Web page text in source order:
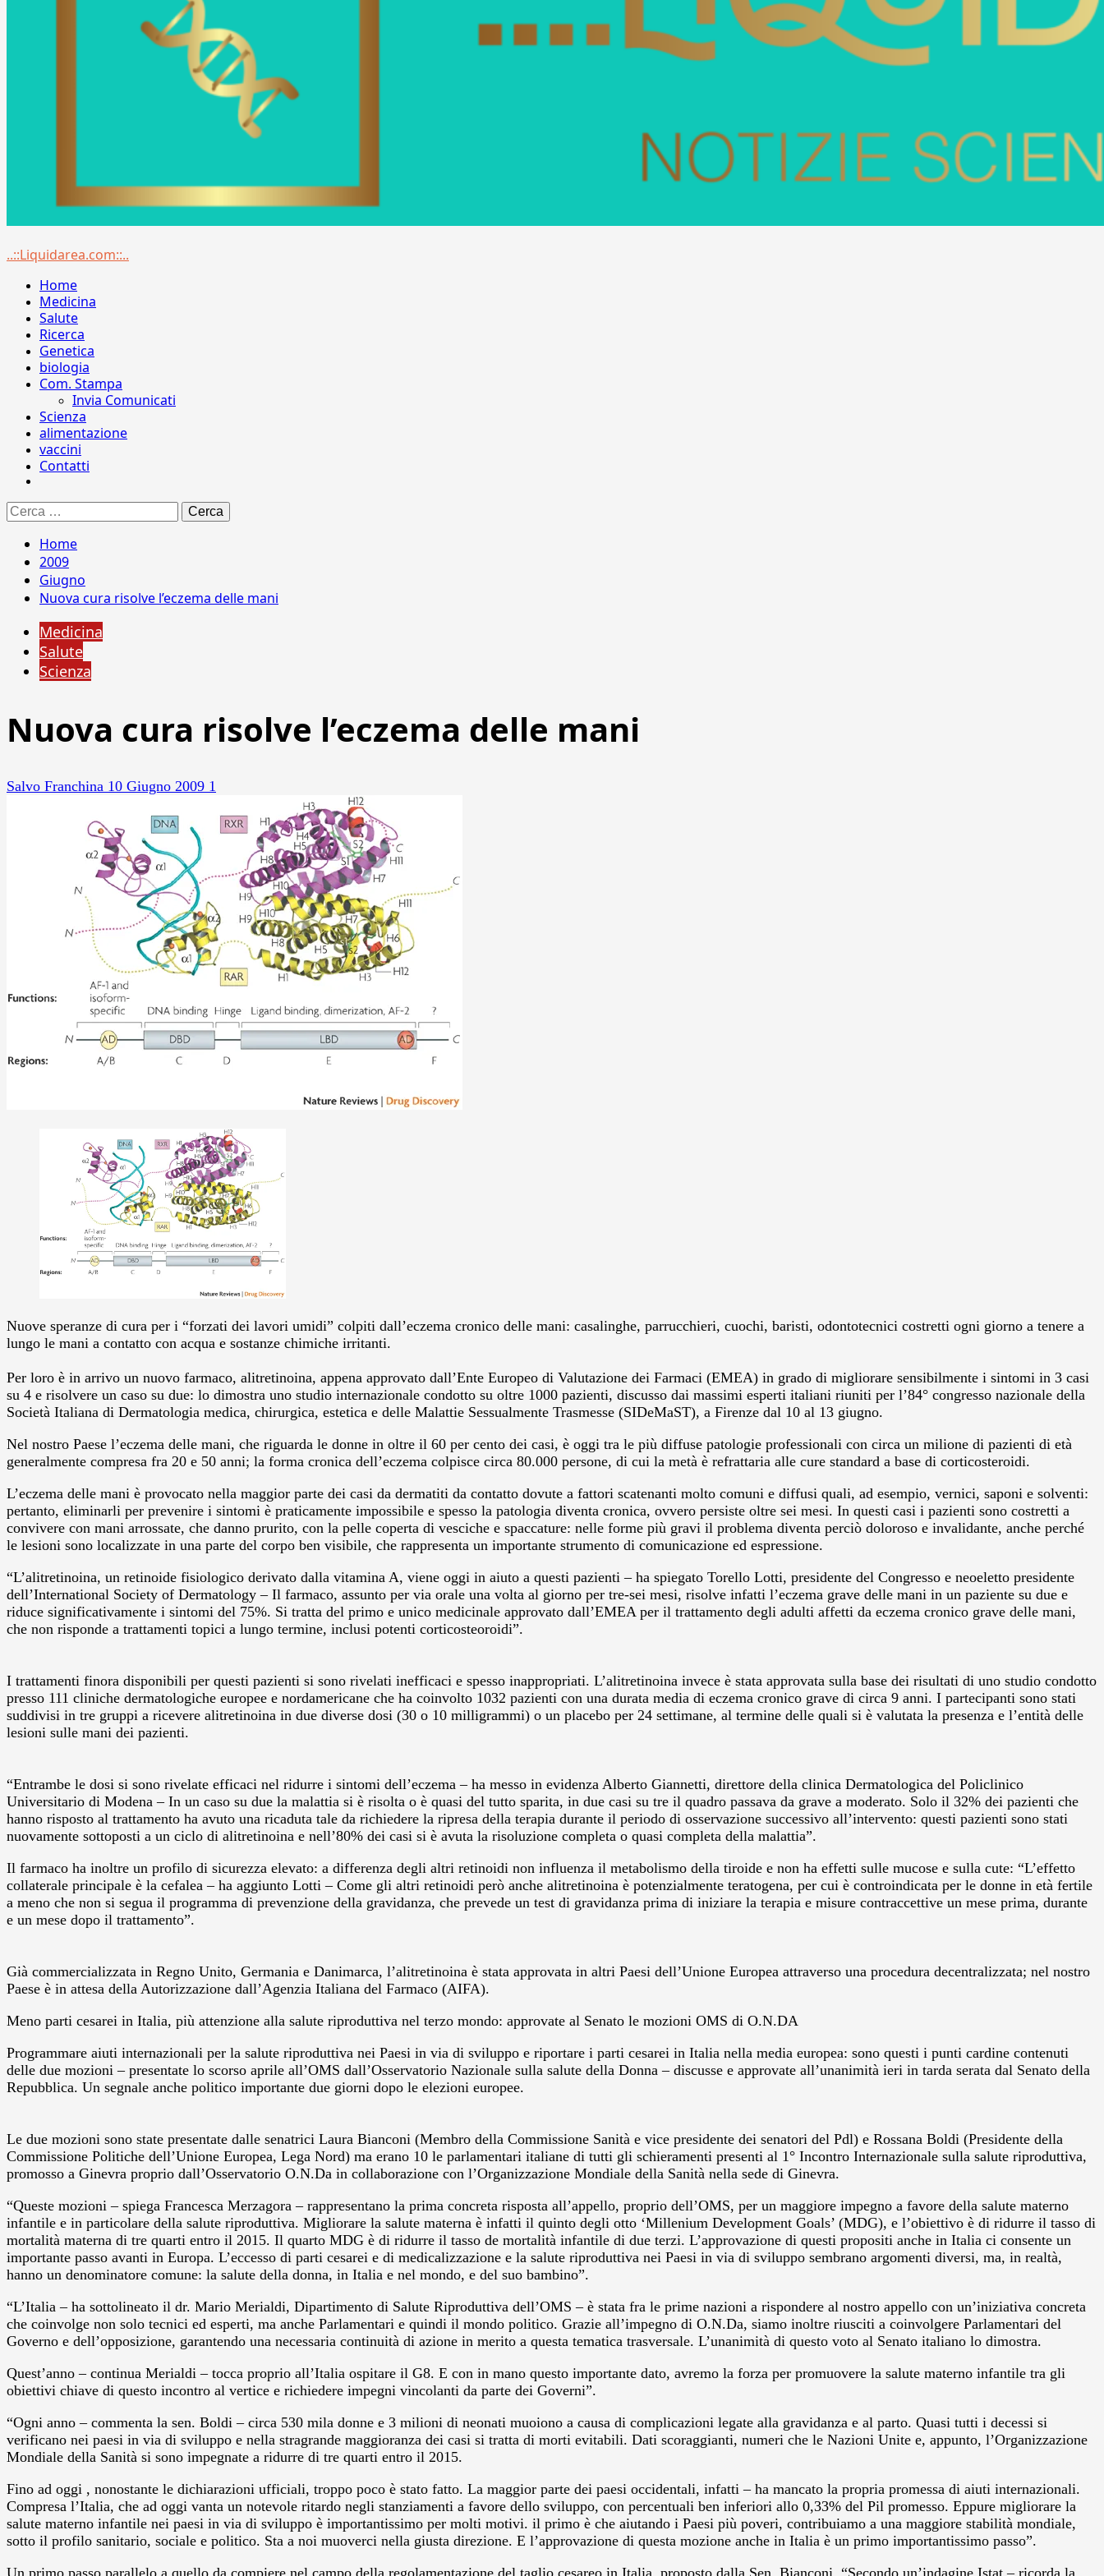
Menu
..::Liquidarea.com::..
Home
Medicina
Salute
Ricerca
Genetica
biologia
Com. Stampa
Invia Comunicati
Scienza
alimentazione
vaccini
Contatti
Ricerca
per:
Home
2009
Giugno
Nuova cura risolve l’eczema delle mani
Medicina
Salute
Scienza
Nuova cura risolve l’eczema delle mani
Salvo Franchina 10 Giugno 2009 1
Nuove speranze di cura per i “forzati dei lavori umidi” colpiti dall’eczema cronico delle mani: casalinghe, parrucchieri, cuochi, baristi, odontotecnici costretti ogni giorno a tenere a
lungo le mani a contatto con acqua e sostanze chimiche irritanti.
Per loro è in arrivo un nuovo farmaco, alitretinoina, appena approvato dall’Ente Europeo di Valutazione dei Farmaci (EMEA) in grado di migliorare sensibilmente i sintomi in 3 casi
su 4 e risolvere un caso su due: lo dimostra uno studio internazionale condotto su oltre 1000 pazienti, discusso dai massimi esperti italiani riuniti per l’84° congresso nazionale della
Società Italiana di Dermatologia medica, chirurgica, estetica e delle Malattie Sessualmente Trasmesse (SIDeMaST), a Firenze dal 10 al 13 giugno.
Nel nostro Paese l’eczema delle mani, che riguarda le donne in oltre il 60 per cento dei casi, è oggi tra le più diffuse patologie professionali con circa un milione di pazienti di età
generalmente compresa fra 20 e 50 anni; la forma cronica dell’eczema colpisce circa 80.000 persone, di cui la metà è refrattaria alle cure standard a base di corticosteroidi.
L’eczema delle mani è provocato nella maggior parte dei casi da dermatiti da contatto dovute a fattori scatenanti molto comuni e diffusi quali, ad esempio, vernici, saponi e solventi:
pertanto, eliminarli per prevenire i sintomi è praticamente impossibile e spesso la patologia diventa cronica, ovvero persiste oltre sei mesi. In questi casi i pazienti sono costretti a
convivere con mani arrossate, che danno prurito, con la pelle coperta di vesciche e spaccature: nelle forme più gravi il problema diventa perciò doloroso e invalidante, anche perché
le lesioni sono localizzate in una parte del corpo ben visibile, che rappresenta un importante strumento di comunicazione ed espressione.
“L’alitretinoina, un retinoide fisiologico derivato dalla vitamina A, viene oggi in aiuto a questi pazienti – ha spiegato Torello Lotti, presidente del Congresso e neoeletto presidente
dell’International Society of Dermatology – Il farmaco, assunto per via orale una volta al giorno per tre-sei mesi, risolve infatti l’eczema grave delle mani in un paziente su due e
riduce significativamente i sintomi del 75%. Si tratta del primo e unico medicinale approvato dall’EMEA per il trattamento degli adulti affetti da eczema cronico grave delle mani,
che non risponde a trattamenti topici a lungo termine, inclusi potenti corticosteoroidi”.
I trattamenti finora disponibili per questi pazienti si sono rivelati inefficaci e spesso inappropriati. L’alitretinoina invece è stata approvata sulla base dei risultati di uno studio condotto
presso 111 cliniche dermatologiche europee e nordamericane che ha coinvolto 1032 pazienti con una durata media di eczema cronico grave di circa 9 anni. I partecipanti sono stati
suddivisi in tre gruppi a ricevere alitretinoina in due diverse dosi (30 o 10 milligrammi) o un placebo per 24 settimane, al termine delle quali si è valutata la presenza e l’entità delle
lesioni sulle mani dei pazienti.
“Entrambe le dosi si sono rivelate efficaci nel ridurre i sintomi dell’eczema – ha messo in evidenza Alberto Giannetti, direttore della clinica Dermatologica del Policlinico
Universitario di Modena – In un caso su due la malattia si è risolta o è quasi del tutto sparita, in due casi su tre il quadro passava da grave a moderato. Solo il 32% dei pazienti che
hanno risposto al trattamento ha avuto una ricaduta tale da richiedere la ripresa della terapia durante il periodo di osservazione successivo all’intervento: questi pazienti sono stati
nuovamente sottoposti a un ciclo di alitretinoina e nell’80% dei casi si è avuta la risoluzione completa o quasi completa della malattia”.
Il farmaco ha inoltre un profilo di sicurezza elevato: a differenza degli altri retinoidi non influenza il metabolismo della tiroide e non ha effetti sulle mucose e sulla cute: “L’effetto
collaterale principale è la cefalea – ha aggiunto Lotti – Come gli altri retinoidi però anche alitretinoina è potenzialmente teratogena, per cui è controindicata per le donne in età fertile
a meno che non si segua il programma di prevenzione della gravidanza, che prevede un test di gravidanza prima di iniziare la terapia e misure contraccettive un mese prima, durante
e un mese dopo il trattamento”.
Già commercializzata in Regno Unito, Germania e Danimarca, l’alitretinoina è stata approvata in altri Paesi dell’Unione Europea attraverso una procedura decentralizzata; nel nostro
Paese è in attesa della Autorizzazione dall’Agenzia Italiana del Farmaco (AIFA).
Meno parti cesarei in Italia, più attenzione alla salute riproduttiva nel terzo mondo: approvate al Senato le mozioni OMS di O.N.DA
Programmare aiuti internazionali per la salute riproduttiva nei Paesi in via di sviluppo e riportare i parti cesarei in Italia nella media europea: sono questi i punti cardine contenuti
delle due mozioni – presentate lo scorso aprile all’OMS dall’Osservatorio Nazionale sulla salute della Donna – discusse e approvate all’unanimità ieri in tarda serata dal Senato della
Repubblica. Un segnale anche politico importante due giorni dopo le elezioni europee.
Le due mozioni sono state presentate dalle senatrici Laura Bianconi (Membro della Commissione Sanità e vice presidente dei senatori del Pdl) e Rossana Boldi (Presidente della
Commissione Politiche dell’Unione Europea, Lega Nord) ma erano 10 le parlamentari italiane di tutti gli schieramenti presenti al 1° Incontro Internazionale sulla salute riproduttiva,
promosso a Ginevra proprio dall’Osservatorio O.N.Da in collaborazione con l’Organizzazione Mondiale della Sanità nella sede di Ginevra.
“Queste mozioni – spiega Francesca Merzagora – rappresentano la prima concreta risposta all’appello, proprio dell’OMS, per un maggiore impegno a favore della salute materno
infantile e in particolare della salute riproduttiva. Migliorare la salute materna è infatti il quinto degli otto ‘Millenium Development Goals’ (MDG), e l’obiettivo è di ridurre il tasso di
mortalità materna di tre quarti entro il 2015. Il quarto MDG è di ridurre il tasso de mortalità infantile di due terzi. L’approvazione di questi propositi anche in Italia ci consente un
importante passo avanti in Europa. L’eccesso di parti cesarei e di medicalizzazione e la salute riproduttiva nei Paesi in via di sviluppo sembrano argomenti diversi, ma, in realtà,
hanno un denominatore comune: la salute della donna, in Italia e nel mondo, e del suo bambino”.
“L’Italia – ha sottolineato il dr. Mario Merialdi, Dipartimento di Salute Riproduttiva dell’OMS – è stata fra le prime nazioni a rispondere al nostro appello con un’iniziativa concreta
che coinvolge non solo tecnici ed esperti, ma anche Parlamentari e quindi il mondo politico. Grazie all’impegno di O.N.Da, siamo inoltre riusciti a coinvolgere Parlamentari del
Governo e dell’opposizione, garantendo una necessaria continuità di azione in merito a questa tematica trasversale. L’unanimità di questo voto al Senato italiano lo dimostra.
Quest’anno – continua Merialdi – tocca proprio all’Italia ospitare il G8. E con in mano questo importante dato, avremo la forza per promuovere la salute materno infantile tra gli
obiettivi chiave di questo incontro al vertice e richiedere impegni vincolanti da parte dei Governi”.
“Ogni anno – commenta la sen. Boldi – circa 530 mila donne e 3 milioni di neonati muoiono a causa di complicazioni legate alla gravidanza e al parto. Quasi tutti i decessi si
verificano nei paesi in via di sviluppo e nella stragrande maggioranza dei casi si tratta di morti evitabili. Dati scoraggianti, numeri che le Nazioni Unite e, appunto, l’Organizzazione
Mondiale della Sanità si sono impegnate a ridurre di tre quarti entro il 2015.
Fino ad oggi , nonostante le dichiarazioni ufficiali, troppo poco è stato fatto. La maggior parte dei paesi occidentali, infatti – ha mancato la propria promessa di aiuti internazionali.
Compresa l’Italia, che ad oggi vanta un notevole ritardo negli stanziamenti a favore dello sviluppo, con percentuali ben inferiori allo 0,33% del Pil promesso. Eppure migliorare la
salute materno infantile nei paesi in via di sviluppo è importantissimo per molti motivi. il primo è che aiutando i Paesi più poveri, contribuiamo a una maggiore stabilità mondiale,
sotto il profilo sanitario, sociale e politico. Sta a noi muoverci nella giusta direzione. E l’approvazione di questa mozione anche in Italia è un primo importantissimo passo”.